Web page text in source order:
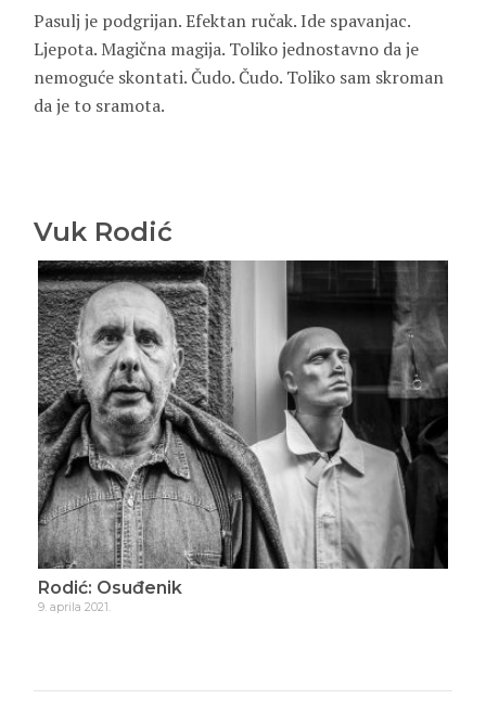
Pasulj je podgrijan. Efektan ručak. Ide spavanjac.
Ljepota. Magična magija. Toliko jednostavno da je
nemoguće skontati. Čudo. Čudo. Toliko sam skroman
da je to sramota.
Vuk Rodić
Rodić: Osuđenik
9. aprila 2021.